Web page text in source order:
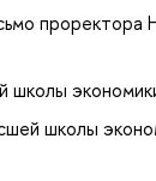
школы
школы